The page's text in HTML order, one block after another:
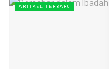
ARTIKEL TERBARU